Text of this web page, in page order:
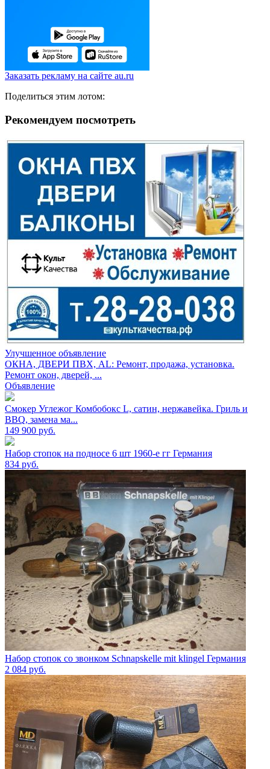
Заказать рекламу на сайте au.ru
Поделиться этим лотом:
Рекомендуем посмотреть
Улучшенное объявление
ОКНА, ДВЕРИ ПВХ, AL: Ремонт, продажа, установка.
Ремонт окон, дверей, ...
Объявление
Смокер Углежог Комбобокс L, сатин, нержавейка. Гриль и
BBQ, замена ма...
149 900 руб.
Набор стопок на подносе 6 шт 1960-е гг Германия
834 руб.
Набор стопок со звонком Schnapskelle mit klingel Германия
2 084 руб.